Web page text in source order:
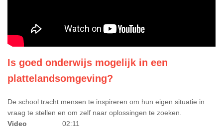
Is goed onderwijs mogelijk in een
plattelandsomgeving?
De school tracht mensen te inspireren om hun eigen situatie in
vraag te stellen en om zelf naar oplossingen te zoeken.
Video
02:11